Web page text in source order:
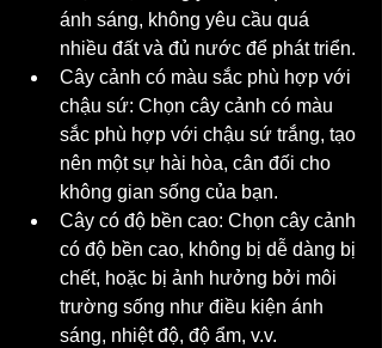
ánh sáng, không yêu cầu quá
nhiều đất và đủ nước để phát triển.
Cây cảnh có màu sắc phù hợp với
chậu sứ: Chọn cây cảnh có màu
sắc phù hợp với chậu sứ trắng, tạo
nên một sự hài hòa, cân đối cho
không gian sống của bạn.
Cây có độ bền cao: Chọn cây cảnh
có độ bền cao, không bị dễ dàng bị
chết, hoặc bị ảnh hưởng bởi môi
trường sống như điều kiện ánh
sáng, nhiệt độ, độ ẩm, v.v.